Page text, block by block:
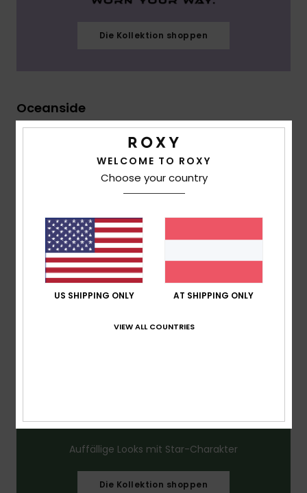
Die Kollektion shoppen
Oceanside
Auffällige Looks mit Star-Charakter
Die Kollektion shoppen
WELCOME TO ROXY
Choose your country
US SHIPPING ONLY AT SHIPPING ONLY
VIEW ALL COUNTRIES